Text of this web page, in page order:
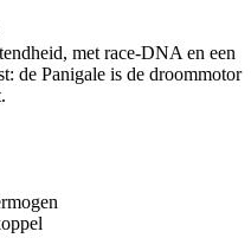
met race-DNA en een
de Panigale is de droommotor